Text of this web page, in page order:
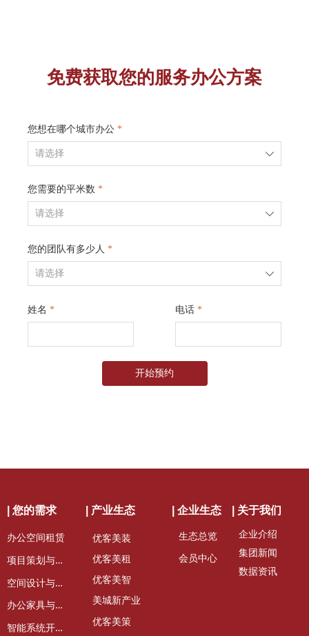
免费获取您的服务办公方案
您想在哪个城市办公 *
ꄳ
您需要的平米数 *
ꄳ
您的团队有多少人 *
ꄳ
姓名 * 电话 *
开始预约
办公空间租赁
项
目策划与定位
空
间设计与装修
办
公家具与租赁
智
能系统开发维护
| 您的需求
优客美装
优客美租
优客美智
美城新产业
优客美策
| 产业生态
生态总览
会员中心
| 企业生态 | 关于我们
企业介绍
集团新闻
数据资讯